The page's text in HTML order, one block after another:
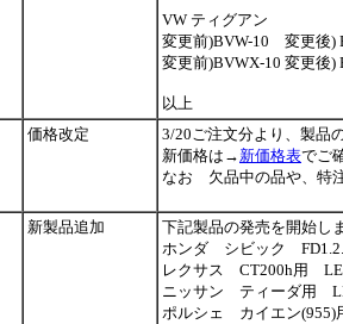
VW ティグアン
変更前)BVW-10 変更後)
変更前)BVWX-10 変更後)
以上
価格改定
3/20ご注文分より、製品
新価格は→ 新価格表でご
なお 欠品中の品や、特
新製品追加
下記製品の発売を開始
ホンダ シビック
レクサス CT200h用
ニッサン ティーダ用
ポルシェ カイエン(955)